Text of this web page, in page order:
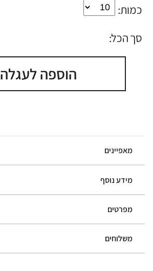
כמות:
סך הכל:
הוספה לעגלה
מאפיינים
מידע נוסף
מפרטים
משלוחים